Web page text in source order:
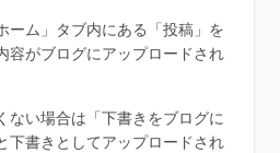
ーム」タブ内にある「投稿」を
容がブログにアップロードされ
ない場合は「下書きをブログに
下書きとしてアップロードされ